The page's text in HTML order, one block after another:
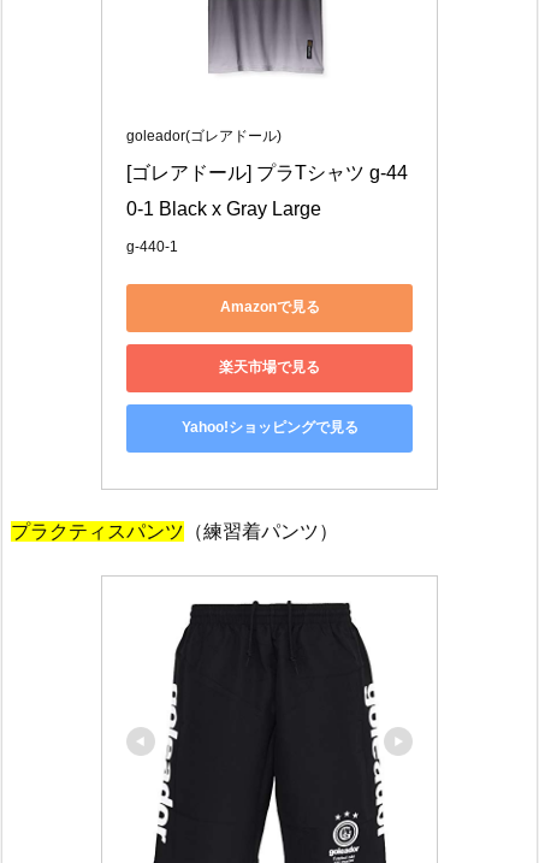
goleador(ゴレアドール)
[ゴレアドール] プラTシャツ g-44
0-1 Black x Gray Large
g-440-1
Amazonで見る
楽天市場で見る
Yahoo!ショッピングで見る
プラクティスパンツ （練習着パンツ）